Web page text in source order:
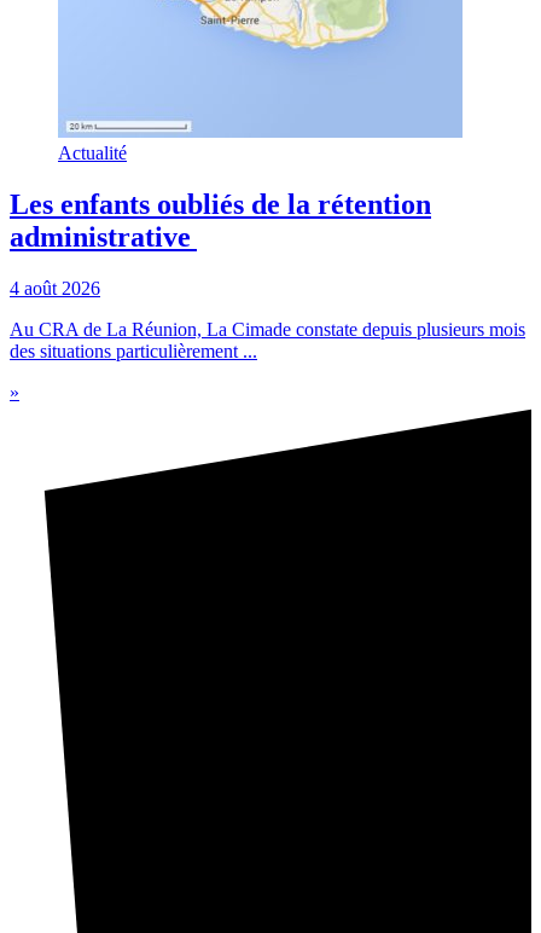
Actualité
Les enfants oubliés de la rétention
administrative
4 août 2026
Au CRA de La Réunion, La Cimade constate depuis plusieurs mois
des situations particulièrement ...
»